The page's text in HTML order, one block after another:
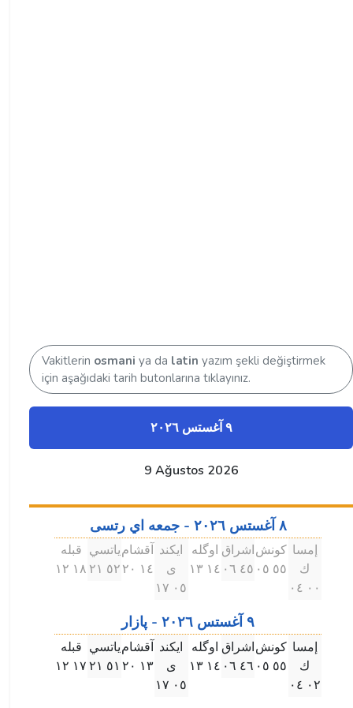
Vakitlerin osmani ya da latin yazım şekli değiştirmek
için aşağıdaki tarih butonlarına tıklayınız.
٩ آغستس ۲۰۲٦
9 Ağustos 2026
٨ آغستس ۲۰۲٦ - جمعه اي رتسى
إمسا
ك
۰۰ ۰٤
كونش
٥٥ ۰٥
اشراق
٤٥ ۰٦
اوگله
۱٤ ۱۳
ايكند
ى
۰٥ ۱٧
آقشام
۱٤ ۲۰
ياتسي
٥۲ ۲۱
قبله
۱٨ ۱۲
٩ آغستس ۲۰۲٦ - پازار
إمسا
ك
۰۲ ۰٤
كونش
٥٥ ۰٥
اشراق
٤٦ ۰٦
اوگله
۱٤ ۱۳
ايكند
ى
۰٥ ۱٧
آقشام
۱۳ ۲۰
ياتسي
٥۱ ۲۱
قبله
۱٧ ۱۲